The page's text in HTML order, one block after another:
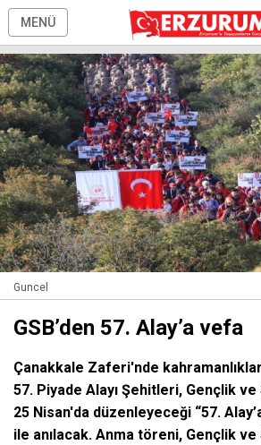
MENÜ
Guncel
GSB’den 57. Alay’a vefa
Çanakkale Zaferi'nde
57. Piyade Alayı Şehitleri, Gençlik ve
25 Nisan'da düzenleyeceği “57.
ile anılacak. Anma töreni, Gençlik ve